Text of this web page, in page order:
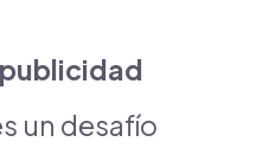
publicidad
un desafío